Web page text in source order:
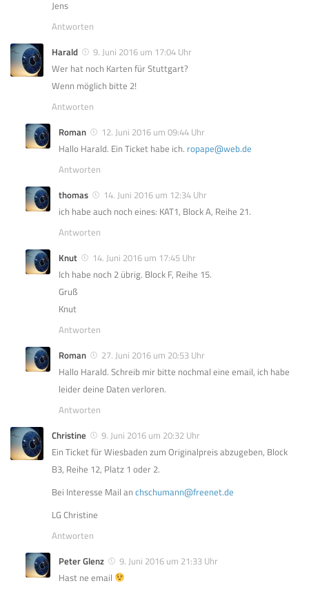
Jens
Antworten
Harald
9. Juni 2016 um 17:04 Uhr
Wer hat noch Karten für Stuttgart?
Wenn möglich bitte 2!
Antworten
Roman
12. Juni 2016 um 09:44 Uhr
Hallo Harald. Ein Ticket habe ich. ropape@web.de
Antworten
thomas
14. Juni 2016 um 12:34 Uhr
ich habe auch noch eines: KAT1, Block A, Reihe 21.
Antworten
Knut
14. Juni 2016 um 17:45 Uhr
Ich habe noch 2 übrig. Block F, Reihe 15.
Gruß
Knut
Antworten
Roman
27. Juni 2016 um 20:53 Uhr
Hallo Harald. Schreib mir bitte nochmal eine email, ich habe
leider deine Daten verloren.
Antworten
Christine
9. Juni 2016 um 20:32 Uhr
Ein Ticket für Wiesbaden zum Originalpreis abzugeben, Block
B3, Reihe 12, Platz 1 oder 2.
Bei Interesse Mail an chschumann@freenet.de
LG Christine
Antworten
Peter Glenz
9. Juni 2016 um 21:33 Uhr
Hast ne email